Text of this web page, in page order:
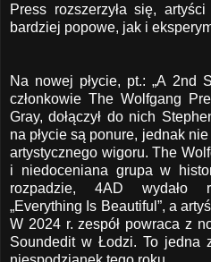
Press rozszerzyła się,
bardziej popowe, jak i
Na nowej płycie, pt.: „A 2nd
członkowie The Wolfgang
Gray, dołączył do nich
na płycie są ponure, jednak
artystycznego wigoru. The
i niedoceniana grupa w
rozpadzie, 4AD wydało
„Everything Is Beautiful”, a
W 2024 r. zespół powraca z
Soundedit w Łodzi. To jedna